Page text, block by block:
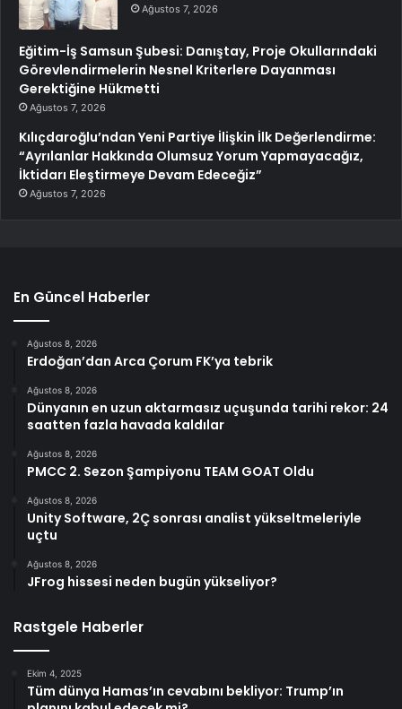
Ağustos 7, 2026
Eğitim-İş Samsun Şubesi: Danıştay, Proje Okullarındaki
Görevlendirmelerin Nesnel Kriterlere Dayanması
Gerektiğine Hükmetti
Ağustos 7, 2026
Kılıçdaroğlu’ndan Yeni Partiye İlişkin İlk Değerlendirme:
“Ayrılanlar Hakkında Olumsuz Yorum Yapmayacağız,
İktidarı Eleştirmeye Devam Edeceğiz”
Ağustos 7, 2026
En Güncel Haberler
Ağustos 8, 2026
Erdoğan’dan Arca Çorum FK’ya tebrik
Ağustos 8, 2026
Dünyanın en uzun aktarmasız uçuşunda tarihi rekor: 24
saatten fazla havada kaldılar
Ağustos 8, 2026
PMCC 2. Sezon Şampiyonu TEAM GOAT Oldu
Ağustos 8, 2026
Unity Software, 2Ç sonrası analist yükseltmeleriyle
uçtu
Ağustos 8, 2026
JFrog hissesi neden bugün yükseliyor?
Rastgele Haberler
Ekim 4, 2025
Tüm dünya Hamas’ın cevabını bekliyor: Trump’ın